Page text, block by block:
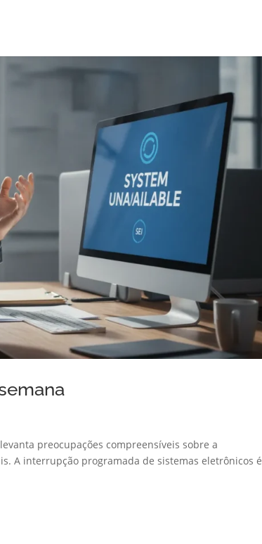
preocupações compreensíveis sobre a
A interrupção programada de sistemas eletrônicos é